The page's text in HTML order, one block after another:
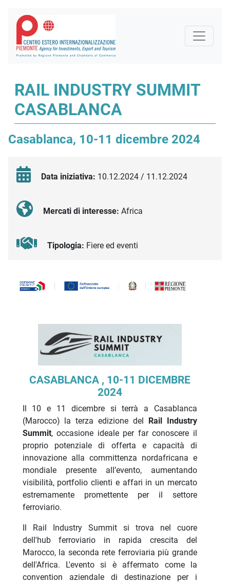
RAIL INDUSTRY SUMMIT
CASABLANCA
Casablanca, 10-11 dicembre 2024
Data iniziativa: 10.12.2024 / 11.12.2024
Mercati di interesse: Africa
Tipologia: Fiere ed eventi
Descrizione iniziativa
CASABLANCA , 10-11 DICEMBRE
2024
Il 10 e 11 dicembre si terrà a Casablanca
(Marocco) la terza edizione del
Rail Industry
Summit, occasione ideale per far conoscere il
proprio potenziale di offerta e capacità di
innovazione alla committenza nordafricana e
mondiale presente all’evento, aumentando
visibilità, portfolio clienti e affari in un mercato
estremamente promettente per il settore
ferroviario.
Il Rail Industry Summit si trova nel cuore
dell'hub ferroviario in rapida crescita del
Marocco, la seconda rete ferroviaria più grande
dell'Africa. L'evento si è affermato come la
convention aziendale di destinazione per i